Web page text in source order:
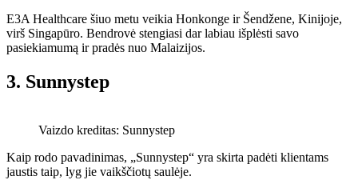
E3A Healthcare šiuo metu veikia Honkonge ir Šendžene, Kinijoje,
virš Singapūro. Bendrovė stengiasi dar labiau išplėsti savo
pasiekiamumą ir pradės nuo Malaizijos.
3. Sunnystep
Vaizdo kreditas: Sunnystep
Kaip rodo pavadinimas, „Sunnystep“ yra skirta padėti klientams
jaustis taip, lyg jie vaikščiotų saulėje.